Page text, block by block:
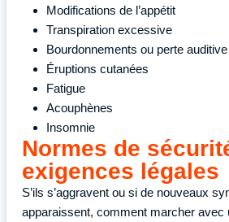
Modifications de l’appétit
Transpiration excessive
Bourdonnements ou perte
Éruptions cutanées
Fatigue
Acouphènes
Insomnie
Normes de
exigences légales
S’ils s’aggravent ou si de nouveaux
apparaissent, comment marcher avec